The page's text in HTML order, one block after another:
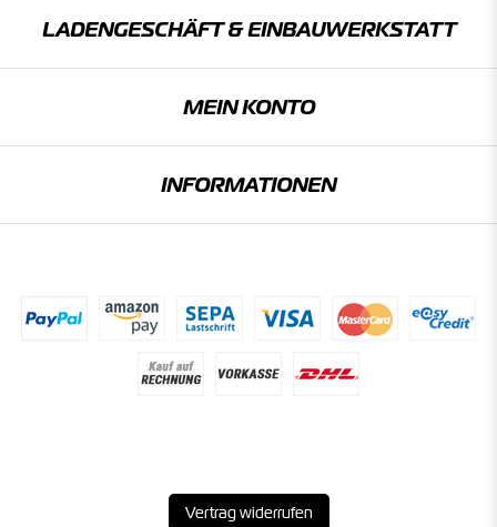
Artikel
Kategorien
Keine Suchergebnisse gefunden.
LADENGESCHÄFT & EINBAU­WERKSTATT
MEIN KONTO
INFORMATIONEN
Vertrag widerrufen